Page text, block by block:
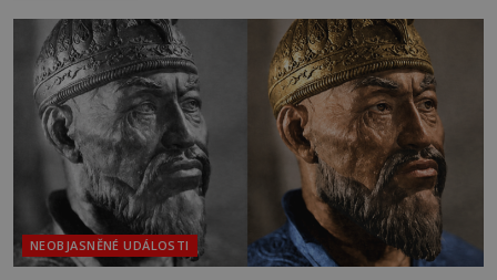
mezi vůdce protihusitského boje. Za manželku má
skutečně jistou
NEOBJASNĚNÉ UDÁLOSTI